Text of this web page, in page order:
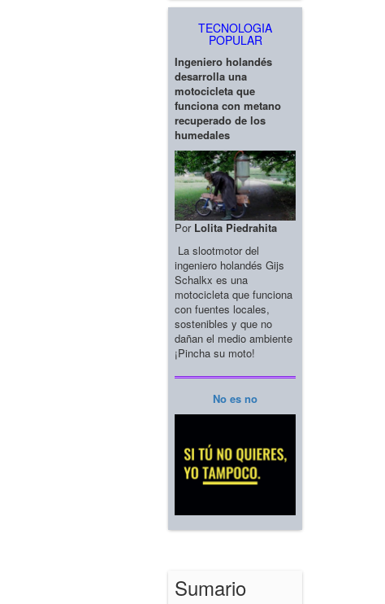
TECNOLOGIA
POPULAR
Ingeniero holandés
desarrolla una
motocicleta que
funciona con metano
recuperado de los
humedales
Por Lolita Piedrahita
La slootmotor del
ingeniero holandés Gijs
Schalkx es una
motocicleta que funciona
con fuentes locales,
sostenibles y que no
dañan el medio ambiente
¡Pincha su moto!
No es no
Sumario